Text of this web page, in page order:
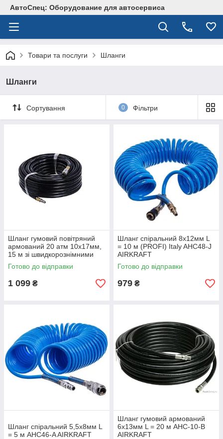
АвтоСпец: Оборудование для автосервиса
Товари та послуги Шланги
Шланги
Сортування 0 Фільтри
Шланг гумовий повітряний
армований 20 атм 10x17мм,
15 м зі швидкорознімними
з'єднаннями AHC-10-J
AIRKRAFT
Готово до відправки
1 099 ₴
Шланг спіральний 8х12мм L
= 10 м (PROFI) Italy AHC48-J
AIRKRAFT
Готово до відправки
979 ₴
Шланг спіральний 5,5х8мм L
= 5 м AHC46-A AIRKRAFT
Шланг гумовий армований
6x13мм L = 20 м AHC-10-B
AIRKRAFT